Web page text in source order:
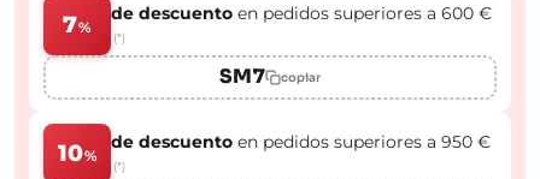
7%
de descuento en pedidos superiores a 600 €
(*)
SM7 copiar
10%
de descuento en pedidos superiores a 950 €
(*)